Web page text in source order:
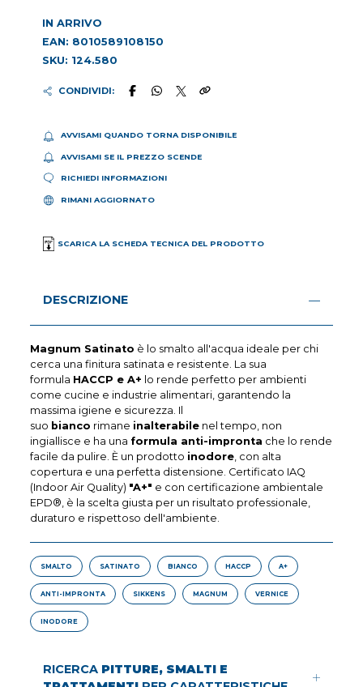
IN ARRIVO
EAN: 8010589108150
SKU: 124.580
CONDIVIDI:
AVVISAMI QUANDO TORNA DISPONIBILE
AVVISAMI SE IL PREZZO SCENDE
RICHIEDI INFORMAZIONI
RIMANI AGGIORNATO
SCARICA LA SCHEDA TECNICA DEL PRODOTTO
DESCRIZIONE
Magnum Satinato è lo smalto all'acqua ideale per chi
cerca una finitura satinata e resistente. La sua
formula HACCP e A+ lo rende perfetto per ambienti
come cucine e industrie alimentari, garantendo la
massima igiene e sicurezza. Il
suo bianco rimane inalterabile nel tempo, non
ingiallisce e ha una formula anti-impronta che lo rende
facile da pulire. È un prodotto inodore, con alta
copertura e una perfetta distensione. Certificato IAQ
(Indoor Air Quality) "A+" e con certificazione ambientale
EPD®, è la scelta giusta per un risultato professionale,
duraturo e rispettoso dell'ambiente.
SMALTO SATINATO BIANCO HACCP A+
ANTI-IMPRONTA SIKKENS MAGNUM VERNICE
INODORE
RICERCA PITTURE, SMALTI E